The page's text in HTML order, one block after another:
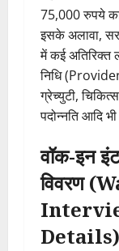
75,000 रुपये
इसके अलावा,
में कई अतिरिक्त
निधि
ग्रेच्युटी,
पदोन्नति आदि
वॉक-इन
विवरण
Details)